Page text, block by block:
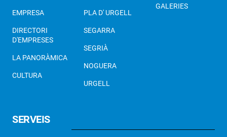
EMPRESA
DIRECTORI
D'EMPRESES
LA PANORÀMICA
CULTURA
PLA D' URGELL
SEGARRA
SEGRIÀ
NOGUERA
URGELL
GALERIES
SERVEIS